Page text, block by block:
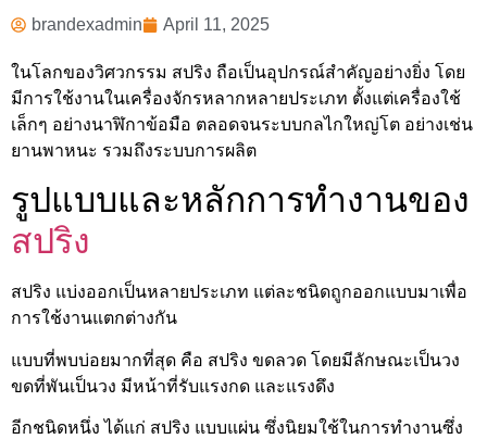
brandexadmin April 11, 2025
ในโลกของวิศวกรรม สปริง ถือเป็นอุปกรณ์สำคัญอย่างยิ่ง โดย
มีการใช้งานในเครื่องจักรหลากหลายประเภท ตั้งแต่เครื่องใช้
เล็กๆ อย่างนาฬิกาข้อมือ ตลอดจนระบบกลไกใหญ่โต อย่างเช่น
ยานพาหนะ รวมถึงระบบการผลิต
รูปแบบและหลักการทำงานของ
สปริง
สปริง แบ่งออกเป็นหลายประเภท แต่ละชนิดถูกออกแบบมาเพื่อ
การใช้งานแตกต่างกัน
แบบที่พบบ่อยมากที่สุด คือ สปริง ขดลวด โดยมีลักษณะเป็นวง
ขดที่พันเป็นวง มีหน้าที่รับแรงกด และแรงดึง
อีกชนิดหนึ่ง ได้แก่ สปริง แบบแผ่น ซึ่งนิยมใช้ในการทำงานซึ่ง